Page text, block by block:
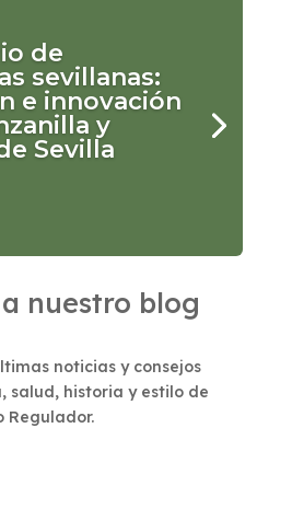
de
sevillanas:
e innovación
y
Sevilla
nuestro blog
noticias y consejos
salud, historia y estilo de
Regulador.